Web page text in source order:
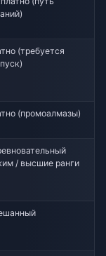
(требуется
(промоалмазы)
/ высшие ранги